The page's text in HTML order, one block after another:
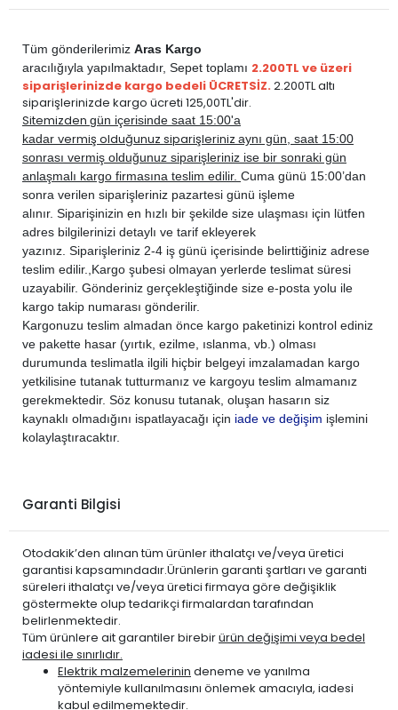
Tüm gönderilerimiz Aras Kargo
aracılığıyla yapılmaktadır, Sepet toplamı 2.200TL ve üzeri
siparişlerinizde kargo bedeli ÜCRETSİZ.2.200TL altı
siparişlerinizde kargo ücreti 125,00TL'dir.
Sitemizden gün içerisinde saat 15:00'a
kadar vermiş olduğunuz siparişleriniz aynı gün, saat 15:00
sonrası vermiş olduğunuz siparişleriniz ise bir sonraki gün
anlaşmalı kargo firmasına teslim edilir. Cuma günü 15:00’dan
sonra verilen siparişleriniz pazartesi günü işleme
alınır. Siparişinizin en hızlı bir şekilde size ulaşması için lütfen
adres bilgilerinizi detaylı ve tarif ekleyerek
yazınız. Siparişleriniz 2-4 iş günü içerisinde belirttiğiniz adrese
teslim edilir., Kargo şubesi olmayan yerlerde teslimat süresi
uzayabilir. Gönderiniz gerçekleştiğinde size e-posta yolu ile
kargo takip numarası gönderilir.
Kargonuzu teslim almadan önce kargo paketinizi kontrol ediniz
ve pakette hasar (yırtık, ezilme, ıslanma, vb.) olması
durumunda teslimatla ilgili hiçbir belgeyi imzalamadan kargo
yetkilisine tutanak tutturmanız ve kargoyu teslim almamanız
gerekmektedir. Söz konusu tutanak, oluşan hasarın siz
kaynaklı olmadığını ispatlayacağı için iade ve değişim işlemini
kolaylaştıracaktır.
Garanti Bilgisi
Otodakik’den alınan tüm ürünler ithalatçı ve/veya üretici
garantisi kapsamındadır.Ürünlerin garanti şartları ve garanti
süreleri ithalatçı ve/veya üretici firmaya göre değişiklik
göstermekte olup tedarikçi firmalardan tarafından
belirlenmektedir.
Tüm ürünlere ait garantiler birebirürün değişimi veya bedel
iadesi ile sınırlıdır.
Elektrik malzemelerinin deneme ve yanılma
yöntemiyle kullanılmasını önlemek amacıyla, iadesi
kabul edilmemektedir.